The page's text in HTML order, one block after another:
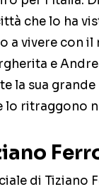
che lo ha
a vivere con
e
la sua
lo ritraggono
di Tiziano